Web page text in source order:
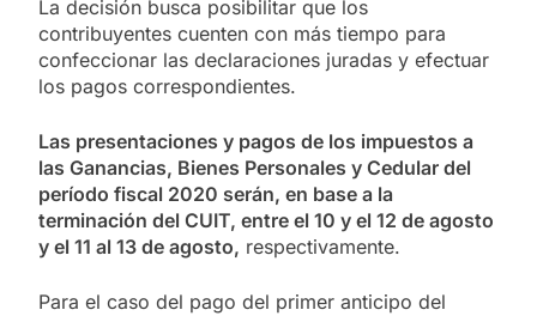
La decisión busca posibilitar que los
contribuyentes cuenten con más tiempo para
confeccionar las declaraciones juradas y efectuar
los pagos correspondientes.
Las presentaciones y pagos de los impuestos a
las Ganancias, Bienes Personales y Cedular del
período fiscal 2020 serán, en base a la
terminación del CUIT, entre el 10 y el 12 de agosto
y el 11 al 13 de agosto, respectivamente.
Para el caso del pago del primer anticipo del